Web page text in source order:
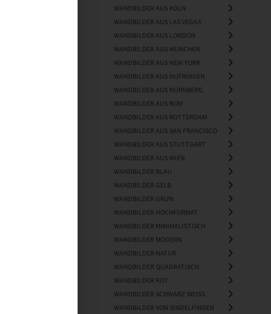
WANDBILDER AUS KÖLN
WANDBILDER AUS LAS VEGAS
WANDBILDER AUS LONDON
WANDBILDER AUS MÜNCHEN
WANDBILDER AUS NEW YORK
WANDBILDER AUS NUFRINGEN
WANDBILDER AUS NÜRNBERG
WANDBILDER AUS ROM
WANDBILDER AUS ROTTERDAM
WANDBILDER AUS SAN FRANCISCO
WANDBILDER AUS STUTTGART
WANDBILDER AUS WIEN
WANDBILDER BLAU
WANDBILDER GELB
WANDBILDER GRÜN
WANDBILDER HOCHFORMAT
WANDBILDER MINIMALISTISCH
WANDBILDER MODERN
WANDBILDER NATUR
WANDBILDER QUADRATISCH
WANDBILDER ROT
WANDBILDER SCHWARZ WEISS
WANDBILDER VON SINDELFINGEN